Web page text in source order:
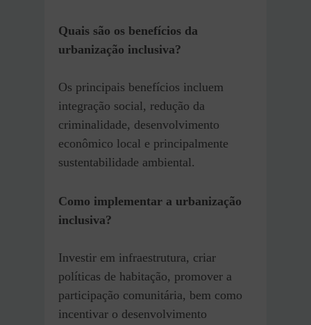
Quais são os benefícios da
urbanização inclusiva?
Os principais benefícios incluem
integração social, redução da
criminalidade, desenvolvimento
econômico local e principalmente
sustentabilidade ambiental.
Como implementar a urbanização
inclusiva?
Investir em infraestrutura, criar
políticas de habitação, promover a
participação comunitária, bem como
incentivar o desenvolvimento